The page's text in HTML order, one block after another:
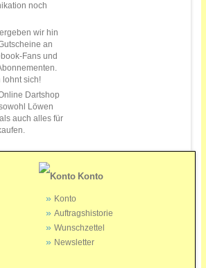
noch
wir hin
an
Fans und
lohnt sich!
Dartshop
Löwen
auch alles für
Konto
Konto
Auftragshistorie
Wunschzettel
Newsletter